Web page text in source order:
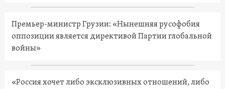
Премьер-министр Грузии: «Нынешняя русофобия
оппозиции является директивой Партии глобальной
войны»
«Россия хочет либо эксклюзивных отношений, либо